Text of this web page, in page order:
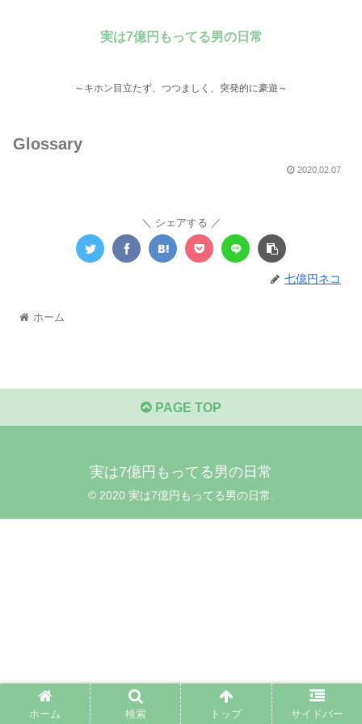
実は7億円もってる男の日常
～キホン目立たず、つつましく、突発的に豪遊～
Glossary
2020.02.07
シェアする
七億円ネコ
ホーム
PAGE TOP
実は7億円もってる男の日常
© 2020 実は7億円もってる男の日常.
ホーム 検索 トップ サイドバー